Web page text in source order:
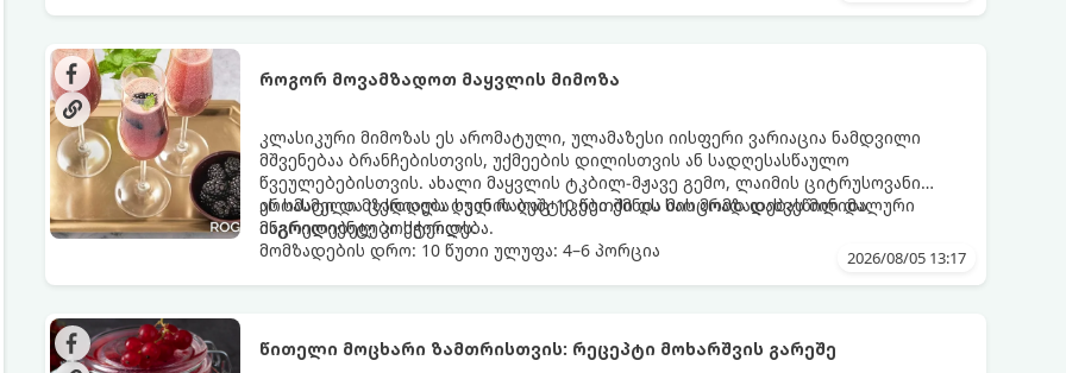
როგორ მოვამზადოთ მაყვლის მიმოზა
კლასიკური მიმოზას ეს არომატული, ულამაზესი იისფერი ვარიაცია ნამდვილი
მშვენებაა ბრანჩებისთვის, უქმეების დილისთვის ან სადღესასწაულო
წვეულებებისთვის. ახალი მაყვლის ტკბილ-მჟავე გემო, ლაიმის ციტრუსოვანი
არომატი და ცქრიალა ღვინის ბუშტუკები ქმნის საოცრად დახვეწილ და
მაგრილებელ კოქტეილს.
ეს სასმელი მზადდება სულ რაღაც 10 წუთში და მის მომზადებას მინიმალური
ინგრედიენტები სჭირდება.
მომზადების დრო: 10 წუთი ულუფა: 4–6 პორცია
2026/08/05 13:17
წითელი მოცხარი ზამთრისთვის: რეცეპტი მოხარშვის გარეშე